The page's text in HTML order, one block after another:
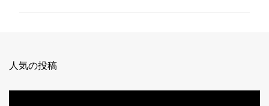
人気の投稿